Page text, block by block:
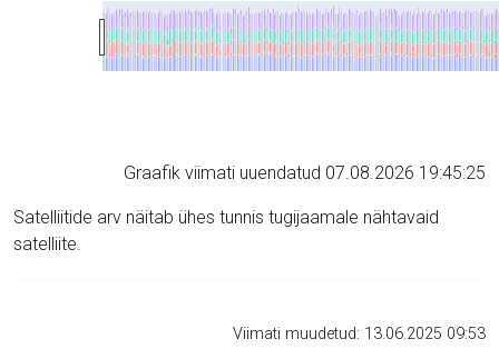
Graafik viimati uuendatud 07.08.2026 19:45:25
Satelliitide arv näitab ühes tunnis tugijaamale nähtavaid
satelliite.
Viimati muudetud: 13.06.2025 09:53